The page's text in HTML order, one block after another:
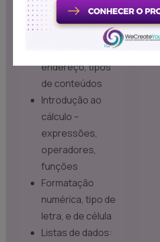
ambiente de
trabalho,
endereço, tipos
de conteúdos
Introdução ao
cálculo –
expressões,
operadores,
funções
Formatação
numérica, tipo de
letra, e de célula
Listas de dados: